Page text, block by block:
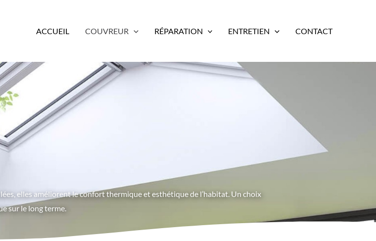
ACCUEIL COUVREUR RÉPARATION ENTRETIEN CONTACT
elles améliorent le confort thermique et esthétique de l’habitat. Un choix
sur le long terme.